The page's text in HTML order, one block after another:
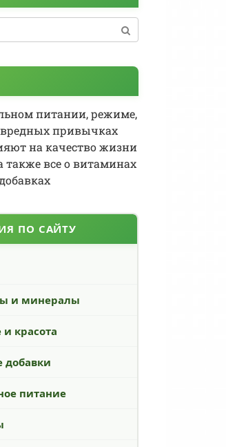
питании, режиме,
привычках
на качество жизни
также все о витаминах
ПО САЙТУ
и минералы
красота
питание